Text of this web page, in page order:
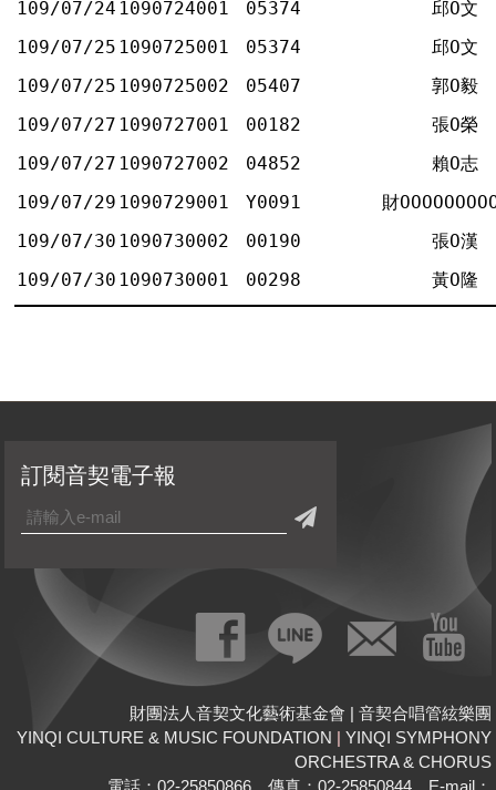
109/07/24 1090724001 05374
邱Ο文
109/07/25 1090725001 05374
邱Ο文
109/07/25 1090725002 05407
郭Ο毅
109/07/27 1090727001 00182
張Ο榮
109/07/27 1090727002 04852
賴Ο志
109/07/29 1090729001 Y0091
財
109/07/30 1090730002 00190
張Ο漢
109/07/30 1090730001 00298 黃Ο隆
財團法人音契文化藝術基金會 | 音契合唱管絃樂團
YINQI CULTURE & MUSIC FOUNDATION | YINQI SYMPHONY
ORCHESTRA & CHORUS
電話：02-25850866 傳真：02-25850844 E-mail：
訂閱音契電子報